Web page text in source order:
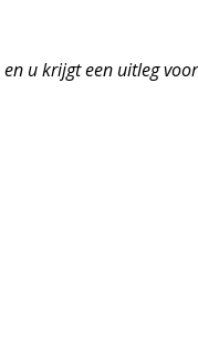
u krijgt een uitleg